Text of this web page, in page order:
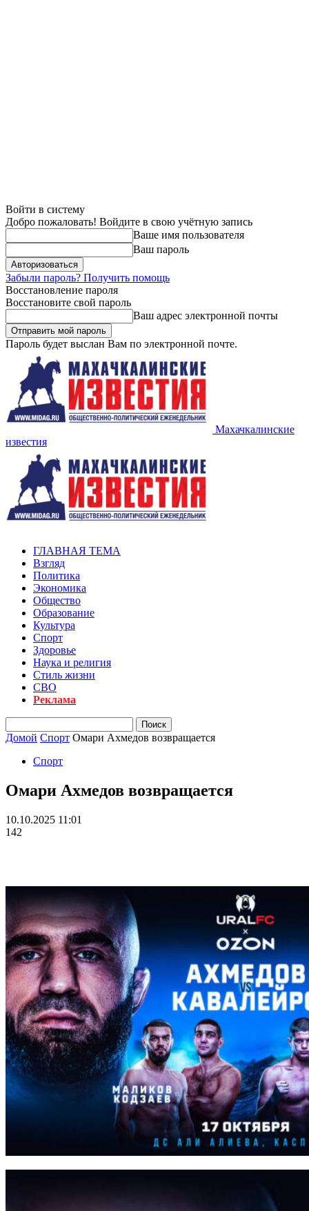
Войти в систему
Добро пожаловать! Войдите в свою учётную запись
Ваше имя пользователя
Ваш пароль
Забыли пароль? Получить помощь
Восстановление пароля
Восстановите свой пароль
Ваш адрес электронной почты
Пароль будет выслан Вам по электронной почте.
Махачкалинские
известия
ГЛАВНАЯ ТЕМА
Взгляд
Политика
Экономика
Общество
Образование
Культура
Спорт
Здоровье
Наука и религия
Стиль жизни
СВО
Реклама
Домой Спорт Омари Ахмедов возвращается
Спорт
Омари Ахмедов возвращается
10.10.2025 11:01
142